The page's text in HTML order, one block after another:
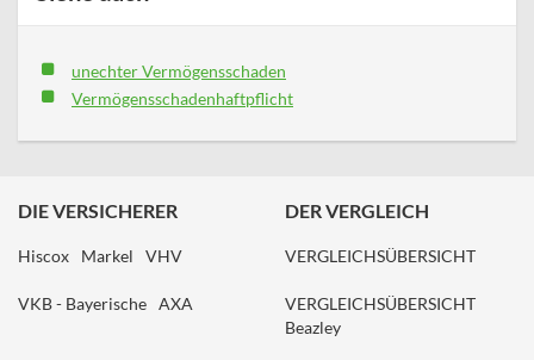
unechter Vermögensschaden
Vermögensschadenhaftpflicht
DIE VERSICHERER
Hiscox Markel VHV
VKB - Bayerische AXA
DER VERGLEICH
VERGLEICHSÜBERSICHT
VERGLEICHSÜBERSICHT
Beazley